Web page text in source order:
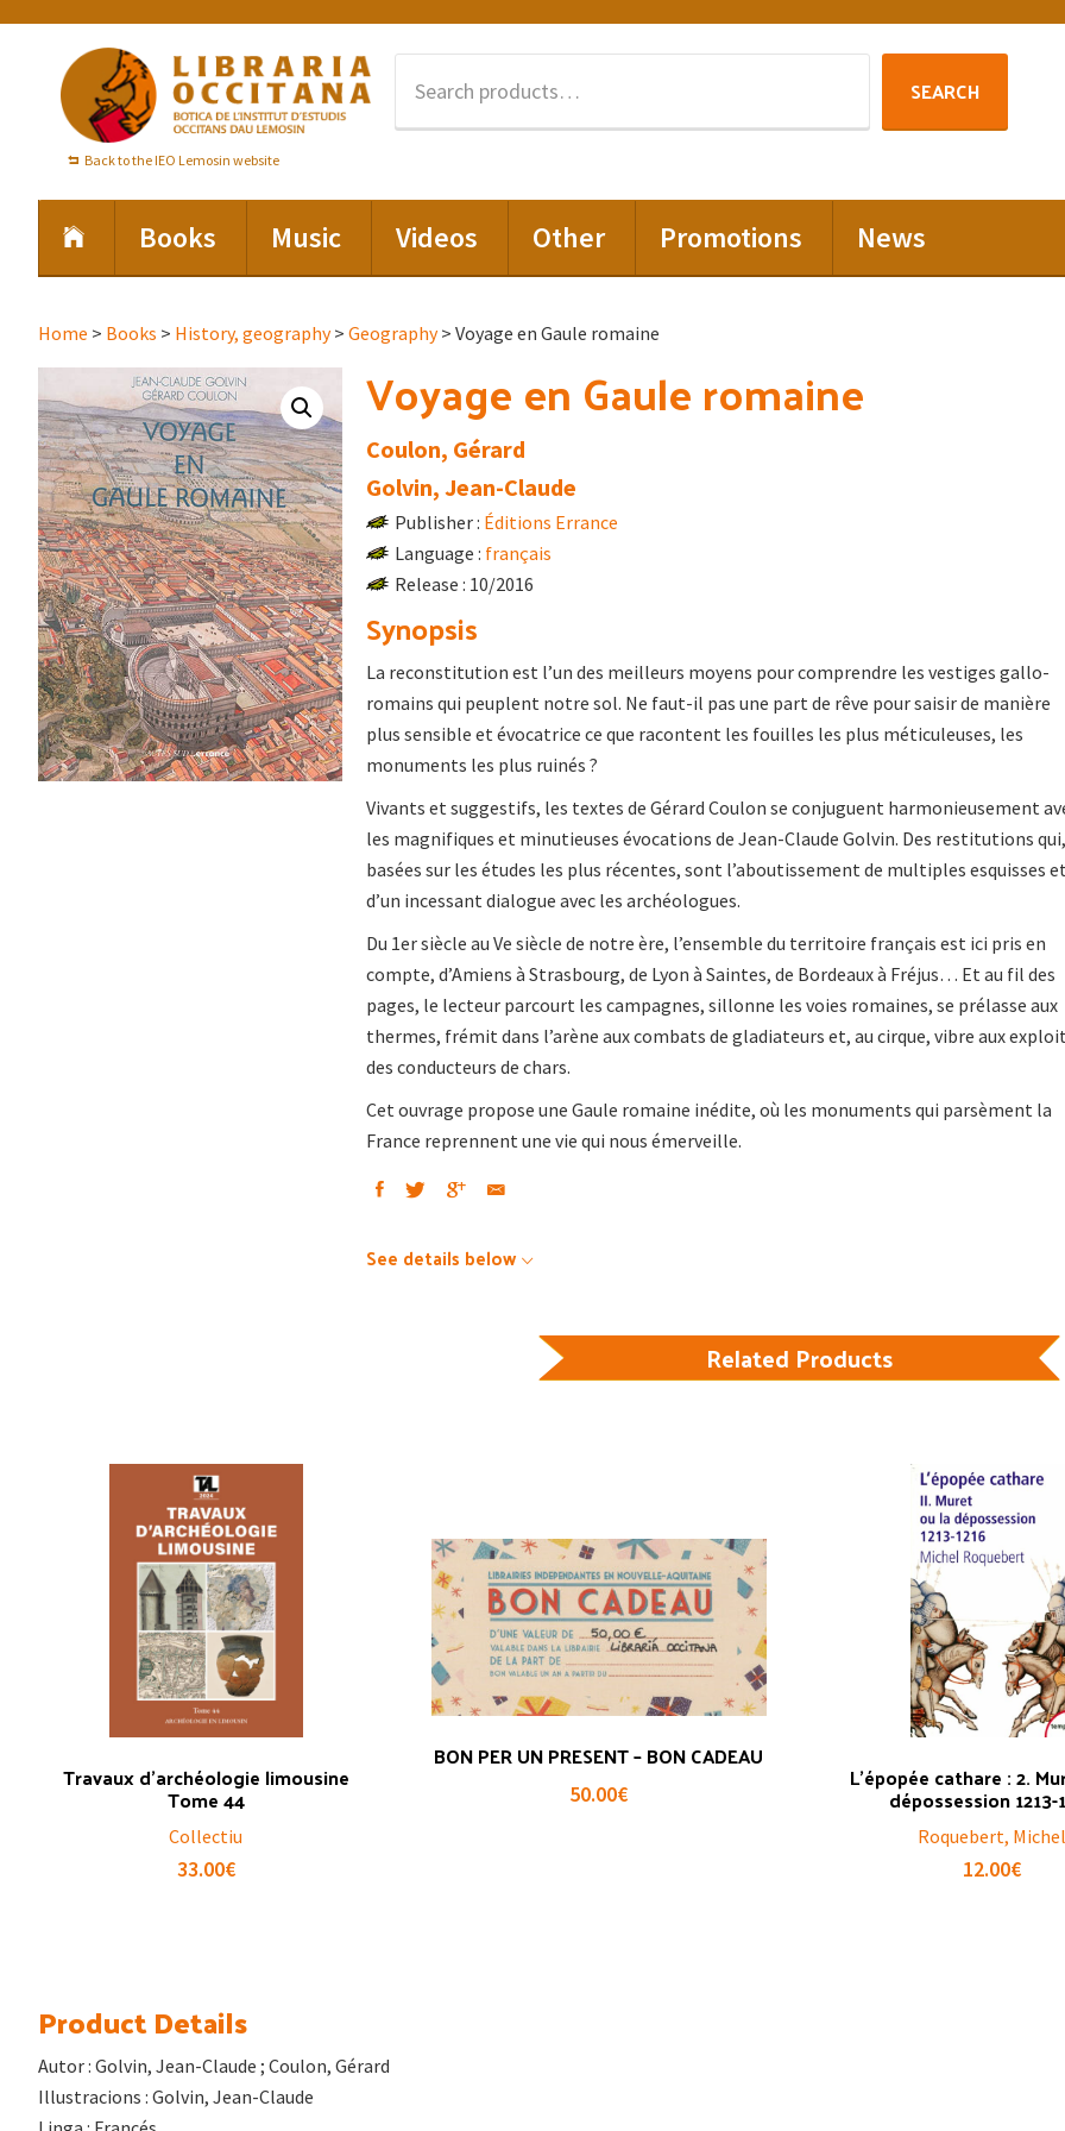
primary
navigation
content
Back to the IEO Lemosin website
SEARCH
Books Music Videos Other Promotions News
Home > Books > History, geography> Geography> Voyage en Gaule romaine
Voyage en Gaule romaine
Coulon, Gérard
Golvin, Jean-Claude
Publisher : Éditions Errance
Language : français
Release : 10/2016
Synopsis
La reconstitution est l’un des meilleurs moyens pour comprendre les vestiges gallo-
romains qui peuplent notre sol. Ne faut-il pas une part de rêve pour saisir de manière
plus sensible et évocatrice ce que racontent les fouilles les plus méticuleuses, les
monuments les plus ruinés ?
Vivants et suggestifs, les textes de Gérard Coulon se conjuguent harmonieusement
les magnifiques et minutieuses évocations de Jean-Claude Golvin. Des restitutions qui,
basées sur les études les plus récentes, sont l’aboutissement de multiples esquisses
d’un incessant dialogue avec les archéologues.
Du 1er siècle au Ve siècle de notre ère, l’ensemble du territoire français est ici pris en
compte, d’Amiens à Strasbourg, de Lyon à Saintes, de Bordeaux à Fréjus… Et au fil des
pages, le lecteur parcourt les campagnes, sillonne les voies romaines, se prélasse aux
thermes, frémit dans l’arène aux combats de gladiateurs et, au cirque, vibre aux
des conducteurs de chars.
Cet ouvrage propose une Gaule romaine inédite, où les monuments qui parsèment la
France reprennent une vie qui nous émerveille.
See details below
Related Products
Travaux d’archéologie limousine
Tome 44
Collectiu
33.00€
BON PER UN PRESENT – BON CADEAU
50.00€ L’épopée cathare : 2.
dépossession 1213-
Roquebert, Michel
12.00€
Product Details
Autor : Golvin, Jean-Claude ; Coulon, Gérard
Illustracions : Golvin, Jean-Claude